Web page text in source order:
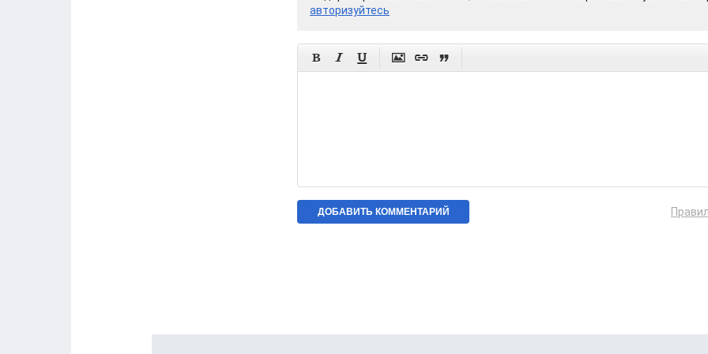
авторизуйтесь
     